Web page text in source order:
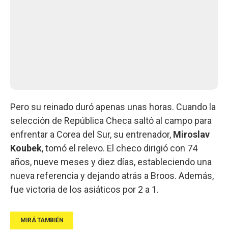
Pero su reinado duró apenas unas horas. Cuando la
selección de República Checa saltó al campo para
enfrentar a Corea del Sur, su entrenador, Miroslav
Koubek, tomó el relevo. El checo dirigió con 74
años, nueve meses y diez días, estableciendo una
nueva referencia y dejando atrás a Broos. Además,
fue victoria de los asiáticos por 2 a 1.